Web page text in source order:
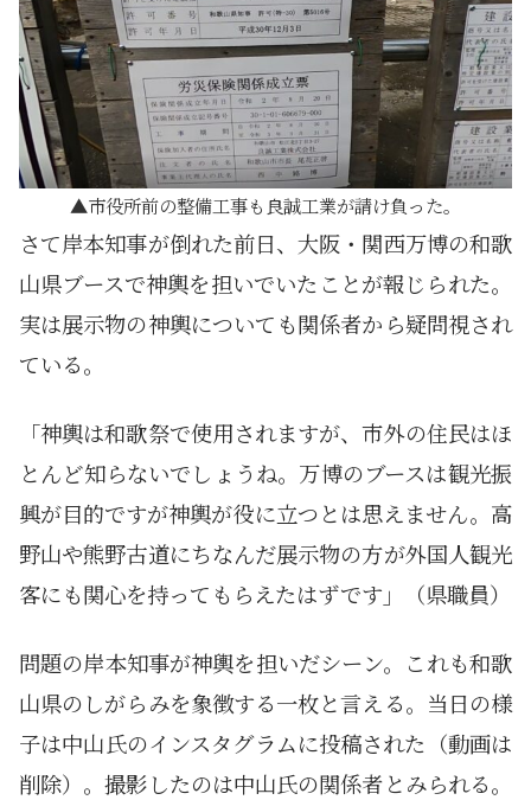
市役所前の整備工事も良誠工業が請け負った。
さて岸本知事が倒れた前日、大阪・関西万博の和歌
山県ブースで神輿を担いでいたことが報じられた。
実は展示物の神輿についても関係者から疑問視され
ている。
「神輿は和歌祭で使用されますが、市外の住民はほ
とんど知らないでしょうね。万博のブースは観光振
興が目的ですが神輿が役に立つとは思えません。高
野山や熊野古道にちなんだ展示物の方が外国人観光
客にも関心を持ってもらえたはずです」（県職員）
問題の岸本知事が神輿を担いだシーン。これも和歌
山県のしがらみを象徴する一枚と言える。当日の様
子は中山氏のインスタグラムに投稿された（動画は
削除）。撮影したのは中山氏の関係者とみられる。